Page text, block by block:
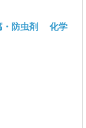
・防虫剤
化学